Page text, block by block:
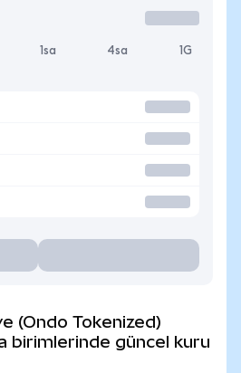
1sa 4sa 1G
(Ondo Tokenized)
birimlerinde güncel kuru